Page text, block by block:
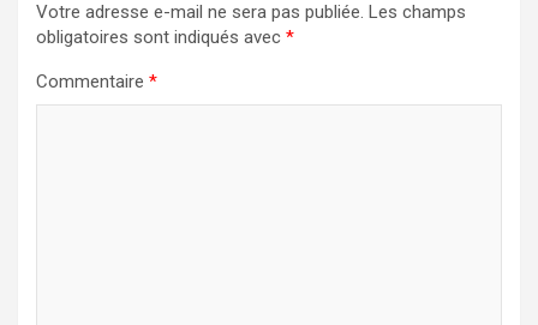
Votre adresse e-mail ne sera pas publiée. Les champs
obligatoires sont indiqués avec *
Commentaire *